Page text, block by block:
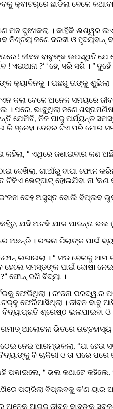
କ୍ଵାଟର୍‌ରେ ଛାଡିଲା ବେଳେ
ମନ ଦୁଃଖକଲା । କାହିକି ଈଶ୍ୱର
ଜଣେ ଦରଦୀ ଓ ହୃଦୟବାନ୍‌
! ଜୀବନ ବାବୁଙ୍କ ଉପସ୍ଥିତି
ଏଇଆନା ?’ ‘ ହେ, ସରି ସରି । ”
କ୍ୟାବିନକୁ । ପଛରୁ ତାଙ୍କୁ ଶୁଭିଲା
କଲା ବେଳେ ଅନେକ ସମୟରେ
ଭାବୁଥିଲା ଜଣେ ଶସ୍ତାମଣିଷ
ଯେମିତି, ନିଜ ପାରୁ ପର୍ଯ୍ୟନ୍ତ
କି ସ୍ନେହା ଦେବର ଟିଏ ପରି
“ ଏଥିରେ ଜଣାଇବାର କଣ ଅଛି
ଦେଖିଲା, ଗାଆଁରୁ ବାପା ଫୋନ
ଭେଟ୍‌ଘାଟ୍‌ ହୋଇଯିବା ନା ‘କଣ
ରଂଜନା ଦେହ ଅସୁସ୍ତ ବୋଲି ବିପ୍ଲବ
ଯଦି ଅଟକି ଯାଇ ପାରନ୍ତା ଭଲ
ଅଛନ୍ତି । ରଂଜନା ପିଲାଙ୍କ ପାଇଁ
ଲଗାଇଲା । “ ସଂଜ ବେଳକୁ
ହେଲେ ସମସ୍ତଙ୍କ ପାଇଁ ଦୋଷା
ଫୋନ୍‌ ରଖି ବିଦ୍ୟା ।
ଫେରିଥିଲା । ରଂଜନା ଘରଦ୍ୱାର
ଫେରିଆସିଥ୍‌ଲା । ଜୀବନ
ବିଦ୍ୟାପ୍ରତି ଶ୍ରେଷ୍ଠ ଭଲପାଇବା
ଆଲୋଚନା ଭିତରେ
ନେଇ ଆରମ୍ଭକଲା, “ଯା ହେଉ
ବି ଚାକିରୀ ଓ ତା ପରେ ପରେ
ପକାଇଲେ, “ ଭଲ କଥାଟେ କହିଲେ,
ପଚାରିଲା ବିପ୍ଲବକୁ କ’ଣ ୟାର
ଅନେକ ଆଗରୁ ଜୀବନ ବାବୁଙ୍କୁ